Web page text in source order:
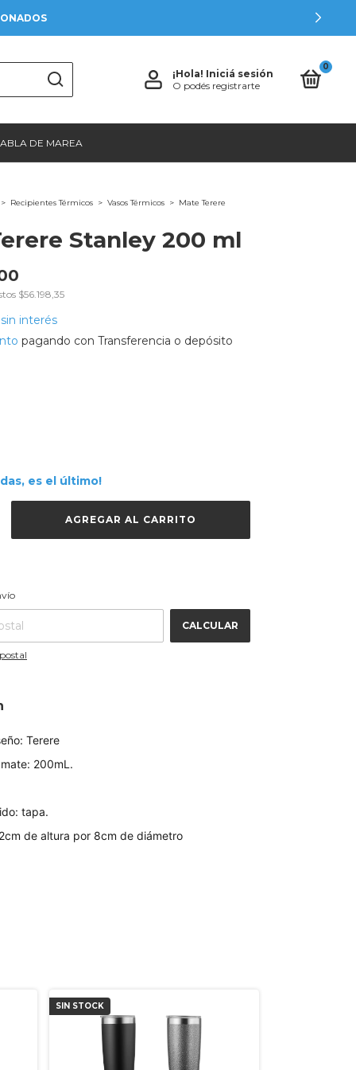
¡Hola! Iniciá sesión
O podés registrarte
0
DE MAREA
> Recipientes Térmicos > Vasos Térmicos > Mate Terere
Stanley 200 ml
$56.198,35
sin interés
pagando con Transferencia o depósito
es el último!
CALCULAR
Terere
200mL.
tapa.
de altura por 8cm de diámetro
SIN STOCK